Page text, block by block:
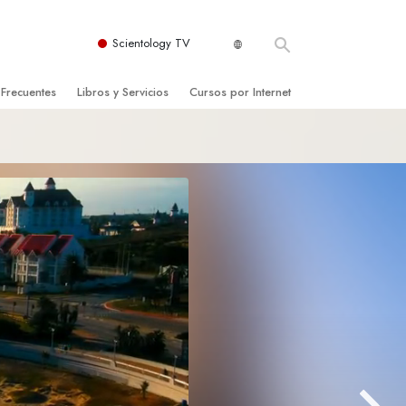
Scientology TV
Iglesia
de Scientology
Libros y Servicios
Introductorias
Introductorias
Iniciales
Cursos por Internet
Las Dinámicas de la Existencia
Los Componentes de la Comprensión
Soluciones para un Entorno Peligroso
Ayudas para Enfermedades y Lesiones
La Integridad y la Honestidad
El Matrimonio
La Escala Tonal Emocional